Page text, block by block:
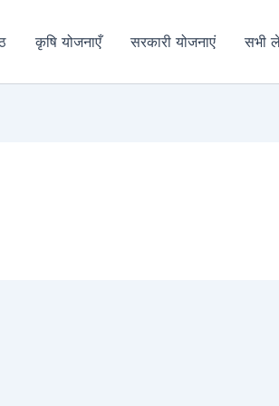
कृषि योजनाएँ सरकारी योजनाएं सभी